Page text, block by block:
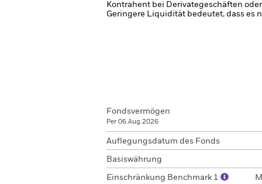
Kontrahent bei Derivategeschäften
Geringere Liquidität bedeutet, dass es
Fondsvermögen
Per 06.Aug.2026
Auflegungsdatum des Fonds
Basiswährung
Einschränkung Benchmark 1